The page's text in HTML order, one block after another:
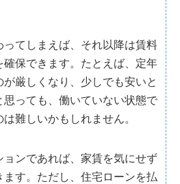
てしまえば、それ以降は賃料
確保できます。たとえば、定年
厳しくなり、少しでも安いと
思っても、働いていない状態で
難しいかもしれません。
ョンであれば、家賃を気にせず
す。ただし、住宅ローンを払